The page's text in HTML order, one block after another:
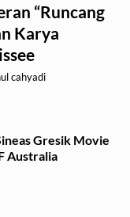
“Runcang
Karya
cahyadi
Gresik Movie
Australia